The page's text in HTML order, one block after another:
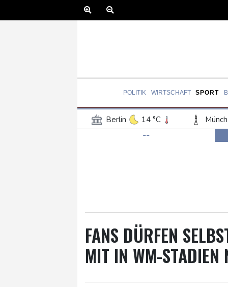
POLITIK WIRTSCHAFT SPORT
Berlin 14 °C
Frankfurt am Main
--
FANS DÜRFEN
MIT IN WM-STADIEN